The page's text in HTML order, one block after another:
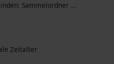
Sammelordner ...
Zeitalter